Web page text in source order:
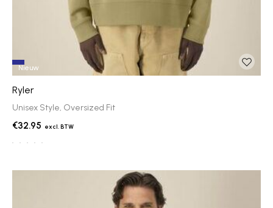
Nieuw
Ryler
Unisex Style, Oversized Fit
€32.95